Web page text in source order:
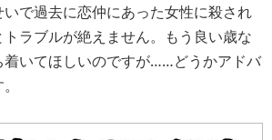
で過去に恋仲にあった女性に殺され
ラブルが絶えません。もう良い歳な
着いてほしいのですが……どうかアドバ